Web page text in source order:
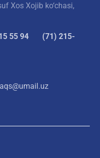
Xos Xojib ko‘chasi,
55 94
(71) 215-